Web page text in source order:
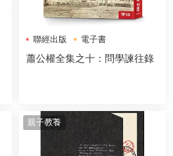
聯經出版 電子書
蕭公權全集之十：問學諫往錄
親子教養